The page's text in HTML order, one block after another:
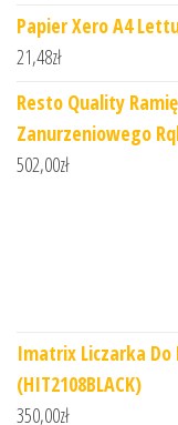
Papier Xero A4
21,48zł
Resto Quality
Zanurzeniowego
502,00zł
Imatrix Liczarka
(HIT2108BLACK)
350,00zł